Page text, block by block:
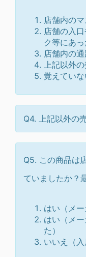
店舗内の
店舗の入
ク等にあっ
店舗内の
上記以外
覚えていな
Q4. 上記以外の
Q5. この商品は
ていましたか？
はい（メー
はい（メ
た）
いいえ（